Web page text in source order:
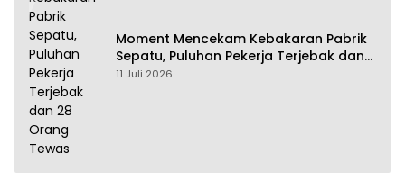
Moment Mencekam Kebakaran Pabrik
Sepatu, Puluhan Pekerja Terjebak dan
28 Orang Tewas
11 Juli 2026